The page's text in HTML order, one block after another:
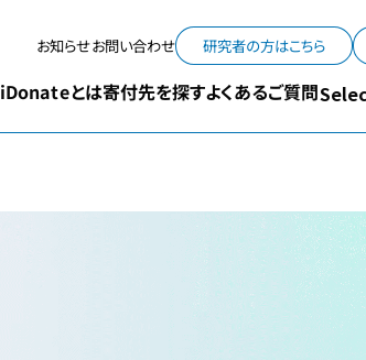
お知らせお問い合わせ 研究者の方はこちら
iDonateとは寄付先を探すよくあるご質問